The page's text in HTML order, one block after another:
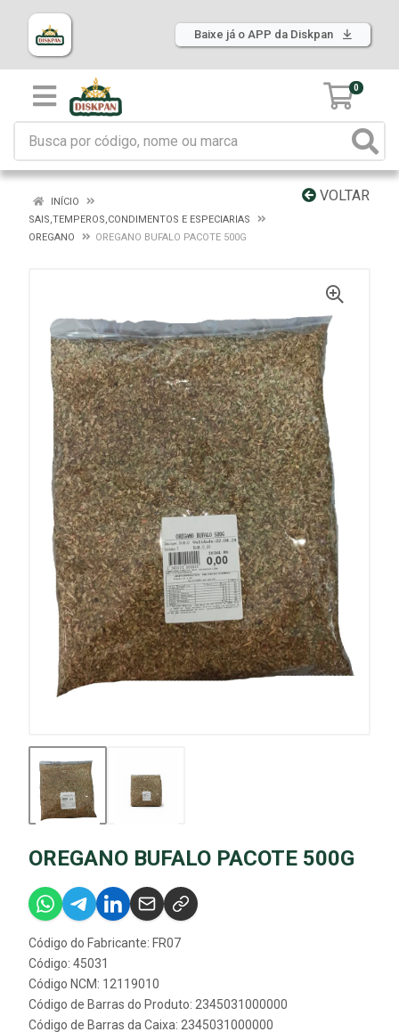
Baixe já o APP da Diskpan
0
VOLTAR
INÍCIO
SAIS,TEMPEROS,CONDIMENTOS E ESPECIARIAS
OREGANO
OREGANO BUFALO PACOTE 500G
OREGANO BUFALO PACOTE 500G
Código do Fabricante: FR07
Código: 45031
Código NCM: 12119010
Código de Barras do Produto: 2345031000000
Código de Barras da Caixa: 2345031000000